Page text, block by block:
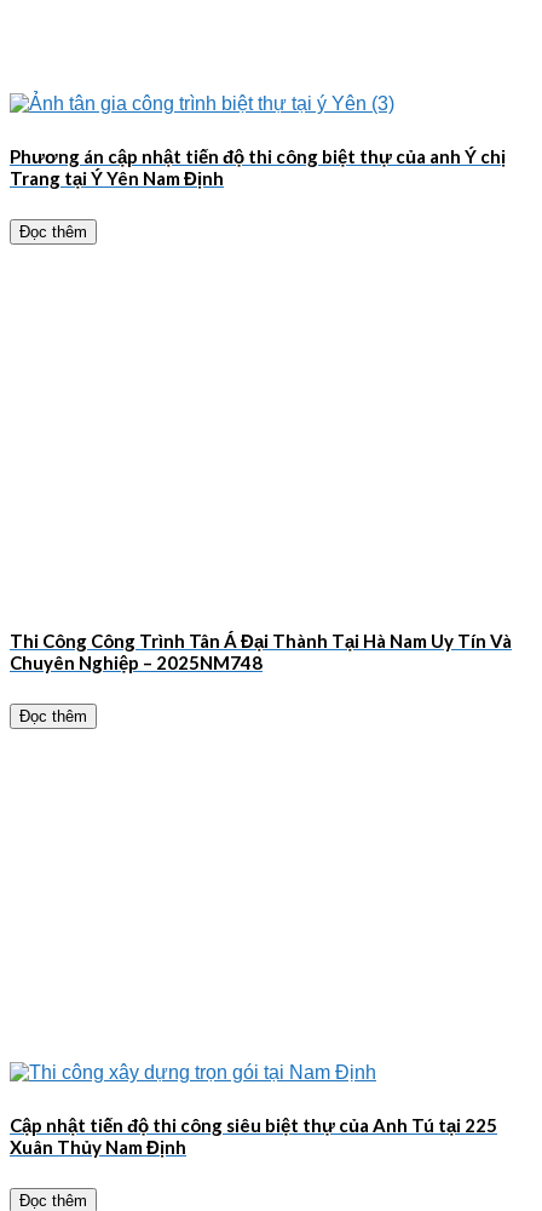
Phương án cập nhật tiến độ thi công biệt thự của anh Ý chị
Trang tại Ý Yên Nam Định
Đọc thêm
Thi Công Công Trình Tân Á Đại Thành Tại Hà Nam Uy Tín Và
Chuyên Nghiệp – 2025NM748
Đọc thêm
Cập nhật tiến độ thi công siêu biệt thự của Anh Tú tại 225
Xuân Thủy Nam Định
Đọc thêm